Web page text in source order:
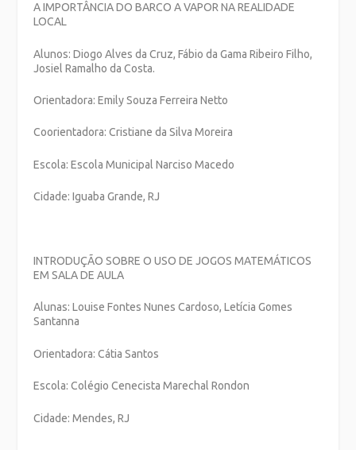
A IMPORTÂNCIA DO BARCO A VAPOR NA REALIDADE
LOCAL
Alunos: Diogo Alves da Cruz, Fábio da Gama Ribeiro Filho,
Josiel Ramalho da Costa.
Orientadora: Emily Souza Ferreira Netto
Coorientadora: Cristiane da Silva Moreira
Escola: Escola Municipal Narciso Macedo
Cidade: Iguaba Grande, RJ
INTRODUÇÃO SOBRE O USO DE JOGOS MATEMÁTICOS
EM SALA DE AULA
Alunas: Louise Fontes Nunes Cardoso, Letícia Gomes
Santanna
Orientadora: Cátia Santos
Escola: Colégio Cenecista Marechal Rondon
Cidade: Mendes, RJ